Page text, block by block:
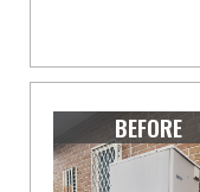
BEFORE